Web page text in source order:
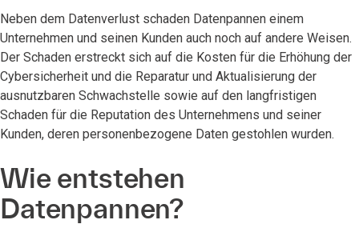
Neben dem Datenverlust schaden Datenpannen einem
Unternehmen und seinen Kunden auch noch auf andere Weisen.
Der Schaden erstreckt sich auf die Kosten für die Erhöhung der
Cybersicherheit und die Reparatur und Aktualisierung der
ausnutzbaren Schwachstelle sowie auf den langfristigen
Schaden für die Reputation des Unternehmens und seiner
Kunden, deren personenbezogene Daten gestohlen wurden.
Wie entstehen
Datenpannen?